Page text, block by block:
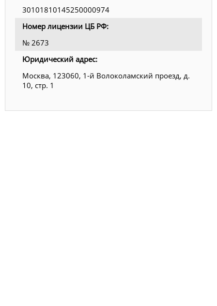
30101810145250000974
Номер лицензии ЦБ РФ:
№ 2673
Юридический адрес:
Москва, 123060, 1-й Волоколамский проезд, д.
10, стр. 1